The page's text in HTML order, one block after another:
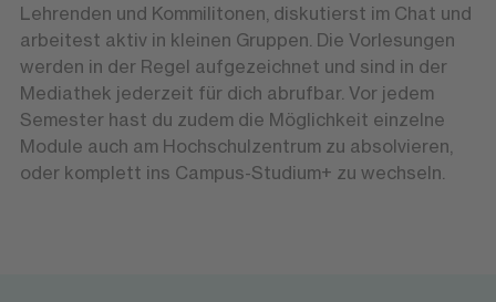
Lehrenden und Kommilitonen, diskutierst im Chat und
arbeitest aktiv in kleinen Gruppen. Die Vorlesungen
werden in der Regel aufgezeichnet und sind in der
Mediathek jederzeit für dich abrufbar. Vor jedem
Semester hast du zudem die Möglichkeit einzelne
Module auch am Hochschulzentrum zu absolvieren,
oder komplett ins Campus-Studium+ zu wechseln.